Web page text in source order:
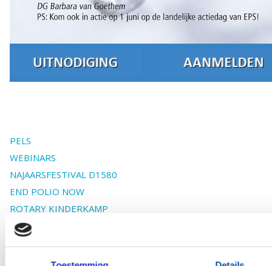
PELS
WEBINARS
NAJAARSFESTIVAL D1580
END POLIO NOW
ROTARY KINDERKAMP
TRAINING & OPLEIDING